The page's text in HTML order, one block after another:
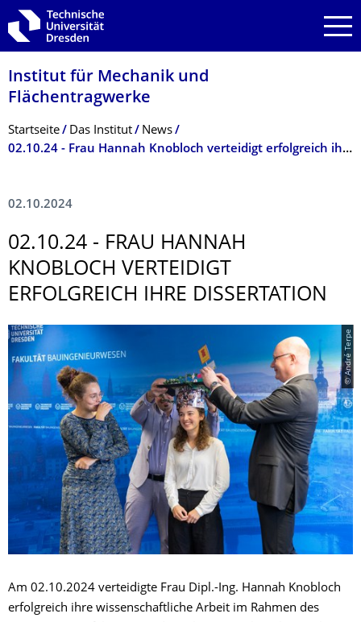
Zur Hauptnavigation springen
Zur Suche springen
Zum Inhalt springen
Institut für Mechanik und
Flächentragwerke
Breadcrumb-Menü
Startseite Das Institut
News
02.10.24 - Frau Hannah Knobloch verteidigt erfolgreich ihre Dissertation
02.10.2024
02.10.24 - FRAU HANNAH
KNOBLOCH VERTEIDIGT
ERFOLGREICH IHRE DISSERTATION
© André Terpe
Am 02.10.2024 verteidigte Frau Dipl.-Ing. Hannah Knobloch
erfolgreich ihre wissenschaftliche Arbeit im Rahmen des